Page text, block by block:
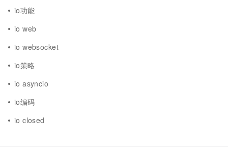
io功能
io web
io websocket
io策略
io asyncio
io编码
io closed